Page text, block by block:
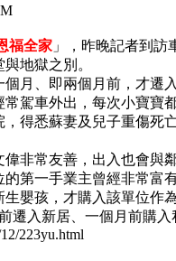
福全家 」，昨晚記者到
地獄之別。
月、即兩個月前，才遷
駕車外出，每次小寶寶
得悉蘇妻及兒子重傷死
非常友善，出入也會與
第一手業主曾經非常富
嬰孩，才購入該單位作為
遷入新居、一個月前購
223yu.html